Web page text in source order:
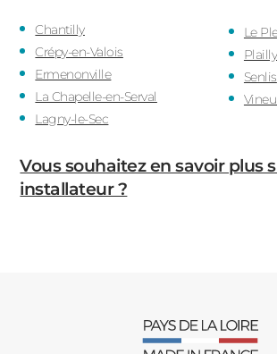
Chantilly
Crépy-en-Valois
Ermenonville
La Chapelle-en-Serval
Lagny-le-Sec
Le
Plailly
Senlis
Vous souhaitez en savoir plus
installateur ?